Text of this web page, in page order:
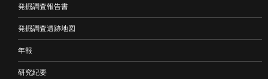
発掘調査報告書
発掘調査遺跡地図
年報
研究紀要